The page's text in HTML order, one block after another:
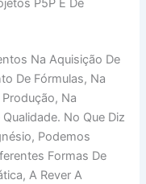
P5P E De
Na Aquisição De
De Fórmulas, Na
Na
No Que Diz
Podemos
Formas De
A Rever A